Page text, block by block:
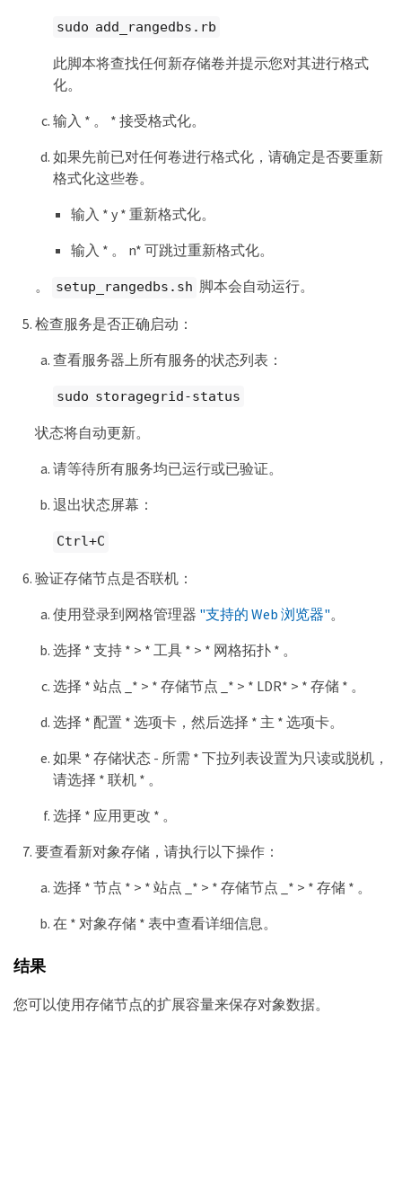
sudo add_rangedbs.rb
此脚本将查找任何新存储卷并提示您对其进行格式
化。
输入 * 。 * 接受格式化。
如果先前已对任何卷进行格式化，请确定是否要重新
格式化这些卷。
输入 * y * 重新格式化。
输入 * 。 n* 可跳过重新格式化。
。
setup_rangedbs.sh 脚本会自动运行。
检查服务是否正确启动：
查看服务器上所有服务的状态列表：
sudo storagegrid-status
状态将自动更新。
请等待所有服务均已运行或已验证。
退出状态屏幕：
Ctrl+C
验证存储节点是否联机：
使用登录到网格管理器 "支持的 Web 浏览器"。
选择 * 支持 * > * 工具 * > * 网格拓扑 * 。
选择 * 站点 _* > * 存储节点 _* > * LDR* > * 存储 * 。
选择 * 配置 * 选项卡，然后选择 * 主 * 选项卡。
如果 * 存储状态 - 所需 * 下拉列表设置为只读或脱机，
请选择 * 联机 * 。
选择 * 应用更改 * 。
要查看新对象存储，请执行以下操作：
选择 * 节点 * > * 站点 _* > * 存储节点 _* > * 存储 * 。
在 * 对象存储 * 表中查看详细信息。
结果
您可以使用存储节点的扩展容量来保存对象数据。